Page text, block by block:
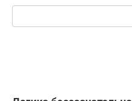
Поиск: